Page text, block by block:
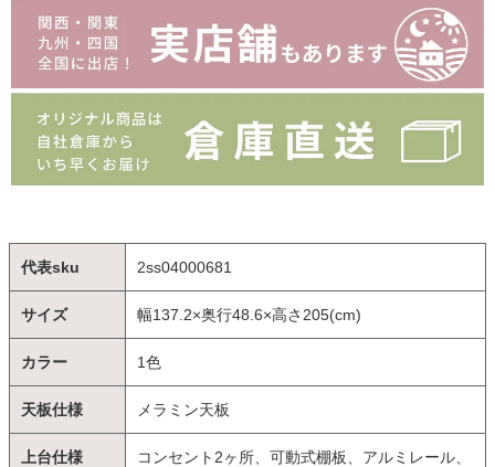
代表sku 2ss04000681
サイズ 幅137.2×奥行48.6×高さ205(cm)
カラー 1色
天板仕様 メラミン天板
上台仕様
コンセント2ヶ所、可動式棚板、アルミレール、